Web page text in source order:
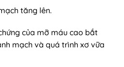
tăng lên.
của mỡ máu cao bắt
mạch và quá trình xơ vữa